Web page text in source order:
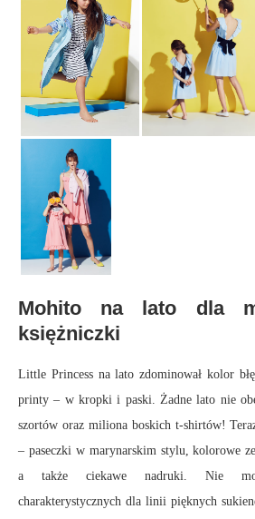
Mohito na lato dla
księżniczki
Little Princess na lato zdominował kolor
printy – w kropki i paski. Żadne lato nie
szortów oraz miliona boskich t-shirtów!
– paseczki w marynarskim stylu, kolorowe
a także ciekawe nadruki. Nie
charakterystycznych dla linii pięknych